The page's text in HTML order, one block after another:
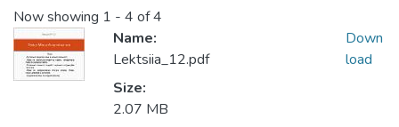
Now showing 1 - 4 of 4
Name:
Lektsiia_12.pdf
Size:
2.07 MB
Down
load